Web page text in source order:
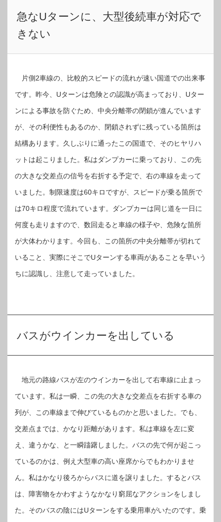
急なUターンに、大型後続車が対応で
きない
片側2車線の、比較的スピードの流れが速い国道での出来事
です。昨今、Uターンは危険との認識が高まっており、Uター
ンによる事故を防ぐため、中央分離帯の閉鎖が進んでいます
が、その利便性もあるのか、閉鎖されずに残っている箇所は
結構あります。久しぶりに通ったこの国道で、そのヒヤリハ
ットは起こりました。私はダンプカーに乗っており、この先
の大きな交差点の信号を右折する予定で、右の車線を走って
いました。制限速度は60キロですが、スピードが乗る箇所で
は70キロ程度で流れています。ダンプカーは同じ道を一日に
何度も走りますので、数回走ると車線の様子や、危険な箇所
が大体わかります。今回も、この箇所の中央分離帯が切れて
いること、実際にそこでUターンする車両があることを早いう
ちに認識し、注意して走っていました。
バスがウインカーを出している
地元の路線バスが左のウインカーを出して右車線に止まっ
ています。私は一瞬、この先の大きな交差点を右折する車の
列が、この車線まで伸びているものかと思いました。でも、
交差点までは、かなり距離があります。私は車線を左に変
え、違うかな、と一瞬躊躇しました。バスの先で何が起こっ
ているのかは、例え大型車の高い座席からでもわかりませ
ん。私はかなり後ろからバスに道を譲りました。するとバス
は、障害物をかわすようなかなり窮屈なアクションをしまし
た。そのバスの陰にはUターンをする乗用車がいたのです。乗